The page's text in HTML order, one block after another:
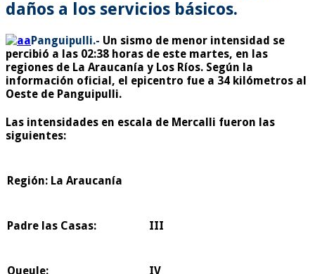
daños a los servicios básicos.
Panguipulli.- Un sismo de menor intensidad se
percibió a las 02:38 horas de este martes, en las
regiones de La Araucanía y Los Ríos. Según la
información oficial, el epicentro fue a 34 kilómetros al
Oeste de Panguipulli.
Las intensidades en escala de Mercalli fueron las
siguientes:
Región: La Araucanía
Padre las Casas: III
Queule: IV